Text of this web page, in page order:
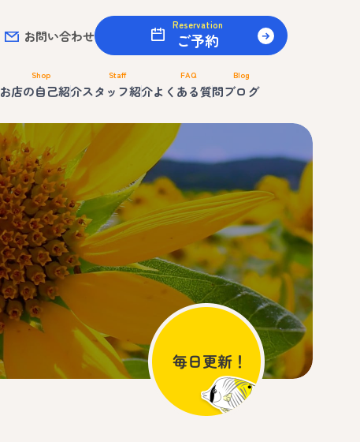
お問い合わせ
Reservation
ご予約
Shop
お店の自己紹介
Staff
スタッフ紹介
FAQ
よくある質問
Blog
ブログ